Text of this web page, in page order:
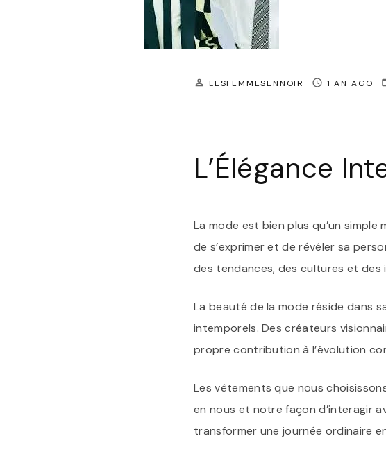
LESFEMMESENNOIR 1 AN AGO
L’Élégance
La mode est bien plus qu’un simple
de s’exprimer et de révéler sa
des tendances, des cultures et des
La beauté de la mode réside dans
intemporels. Des créateurs
propre contribution à l’évolution
Les vêtements que nous
en nous et notre façon d’interagir
transformer une journée ordinaire